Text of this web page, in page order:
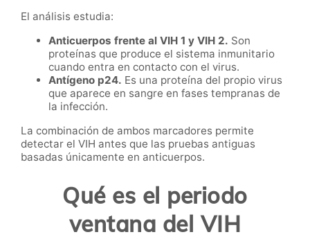
El análisis estudia:
Anticuerpos frente al VIH 1 y VIH 2. Son
proteínas que produce el sistema inmunitario
cuando entra en contacto con el virus.
Antígeno p24. Es una proteína del propio virus
que aparece en sangre en fases tempranas de
la infección.
La combinación de ambos marcadores permite
detectar el VIH antes que las pruebas antiguas
basadas únicamente en anticuerpos.
Qué es el periodo
ventana del VIH